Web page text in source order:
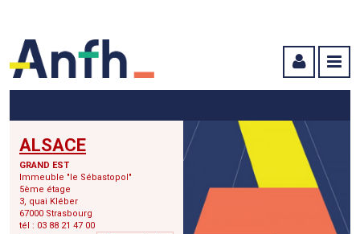
ALSACE
GRAND EST
Immeuble "le Sébastopol"
5ème étage
3, quai Kléber
67000 Strasbourg
tél : 03 88 21 47 00